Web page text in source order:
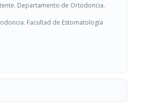
Departamento de Ortodoncia.
Facultad de Estomatología